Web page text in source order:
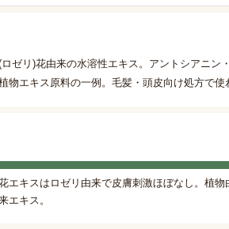
ゼリ)花由来の水溶性エキス。アントシアニ
物エキス原料の一例。毛髪・頭皮向け処方で使
エキスはロゼリ由来で皮膚刺激ほぼなし。植
エキス。